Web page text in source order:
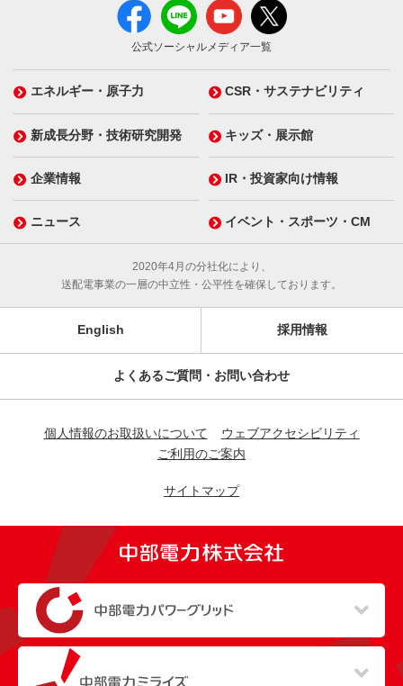
公式ソーシャルメディア一覧
エネルギー・原子力 CSR・サステナビリティ
新成長分野・技術研究開発 キッズ・展示館
企業情報 IR・投資家向け情報
ニュース イベント・スポーツ・CM
2020年4月の分社化により、
送配電事業の一層の中立性・公平性を確保しております。
English 採用情報
よくあるご質問・お問い合わせ
個人情報のお取扱いについて
ウェブアクセシビリティ
ご利用のご案内
サイトマップ
（新しいウィンドウを開きます）